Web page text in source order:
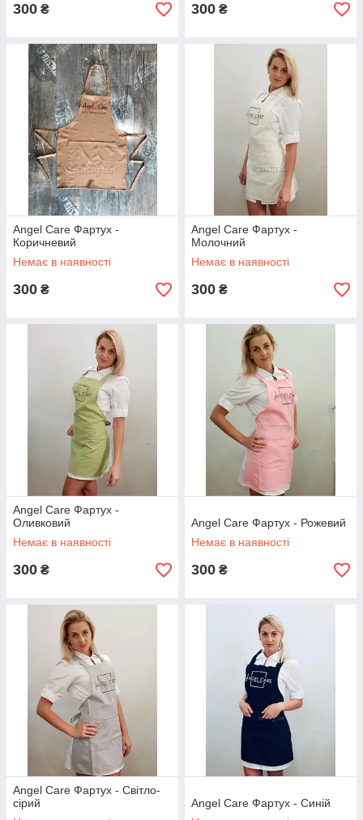
300 ₴ 300 ₴
Angel Care Фартух -
Коричневий
Немає в наявності
300 ₴
Angel Care Фартух -
Молочний
Немає в наявності
300 ₴
Angel Care Фартух -
Оливковий
Немає в наявності
300 ₴
Angel Care Фартух - Рожевий
Немає в наявності
300 ₴
Angel Care Фартух - Світло-
сірий
Angel Care Фартух - Синій